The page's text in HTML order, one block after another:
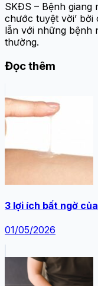
SKĐS – Bệnh giang
chước tuyệt vời’
lẫn với những bệnh
thường.
Đọc thêm
3 lợi ích bất ngờ
01/05/2026